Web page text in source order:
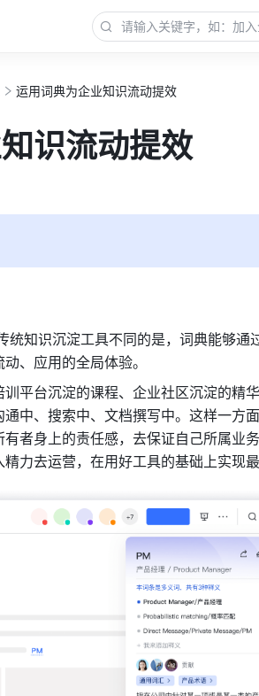
运用词典为企业知识流动提效
识流动提效
统知识沉淀工具不同的是，词典能够通
、应用的全局体验。
平台沉淀的课程、企业社区沉淀的精
中、搜索中、文档撰写中。这样一方
者身上的责任感，去保证自己所属业
力去运营，在用好工具的基础上实现最